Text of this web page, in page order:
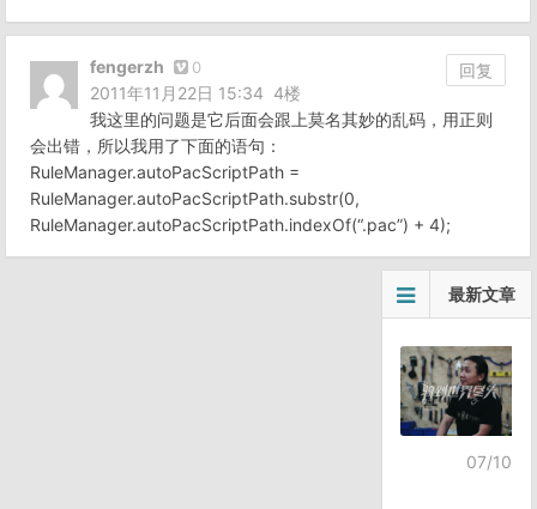
fengerzh 0
回复
2011年11月22日 15:34 4楼
我这里的问题是它后面会跟上莫名其妙的乱码，用正则
会出错，所以我用了下面的语句：
RuleManager.autoPacScriptPath =
RuleManager.autoPacScriptPath.substr(0,
RuleManager.autoPacScriptPath.indexOf(“.pac”) + 4);
最新文章
07/10